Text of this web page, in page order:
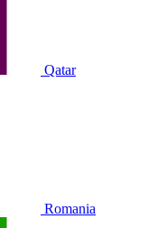
Qatar
Romania